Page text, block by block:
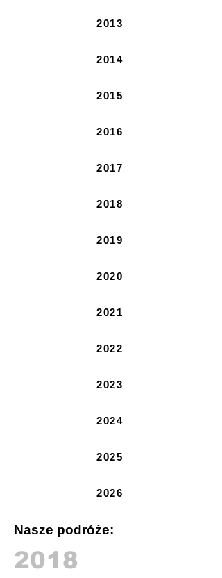
2013
2014
2015
2016
2017
2018
2019
2020
2021
2022
2023
2024
2025
2026
Nasze podróże:
2018